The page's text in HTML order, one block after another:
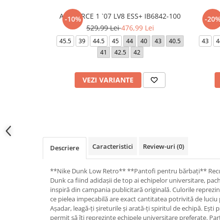
-10%
AIR FORCE 1 `07 LV8 ESS+ IB6842-100
529,99 Lei476,99 Lei
45.5 39 44.5 45 44 40 43
40.5
41
42.5 42
VEZI VARIANTE
-
AIR
43
Descriere Caracteristici Review-uri (0)
**Nike Dunk Low Retro** **Pantofi pentru bărbați**
Dunk ca fiind adidașii de top ai echipelor universitare,
inspiră din campania publicitară originală. Culorile
ce pielea impecabilă are exact cantitatea potrivită de luciu
Așadar, leagă-ți șireturile și arată-ți spiritul de echipă. Ești
permit să îți reprezinte echipele universitare preferate.